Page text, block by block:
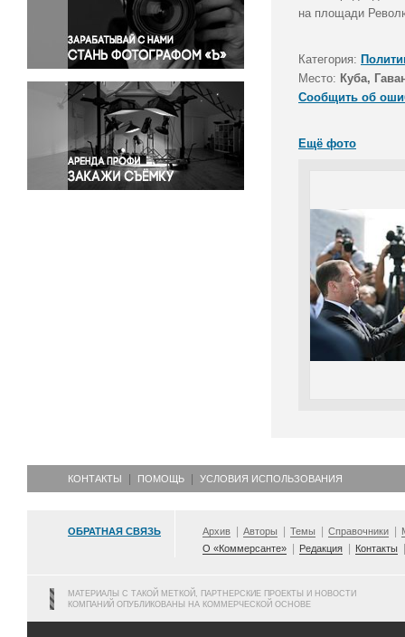
Правосудие
Происшествия и конфликты
Религия
Светская жизнь
Спорт
Экология
Экономика и бизнес
на площади
Категория:
Место: Куба,
Сообщить об
Ещё фото
КОНТАКТЫ ПОМОЩЬ УСЛОВИЯ ИСПОЛЬЗОВАНИЯ
ОБРАТНАЯ СВЯЗЬ Архив Авторы Темы Справочники
О «Коммерсанте»
Редакция Контакты
МАТЕРИАЛЫ С ТАКОЙ МЕТКОЙ, ПАРТНЕРСКИЕ ПРОЕКТЫ И НОВОСТИ
КОМПАНИЙ ОПУБЛИКОВАНЫ НА КОММЕРЧЕСКОЙ ОСНОВЕ